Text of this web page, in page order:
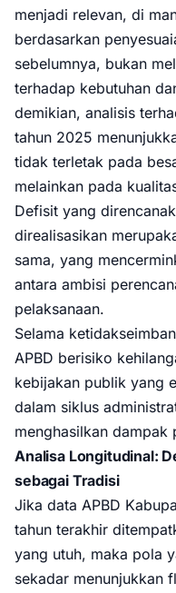
menjadi relevan, di
berdasarkan
sebelumnya, bukan
terhadap kebutuhan
demikian, analisis
tahun 2025
tidak terletak pada
melainkan pada
Defisit yang
direalisasikan
sama, yang
antara ambisi
pelaksanaan.
Selama
APBD berisiko
kebijakan publik yang
dalam siklus
menghasilkan dampak
Analisa Longitudinal:
sebagai Tradisi
Jika data APBD
tahun terakhir
yang utuh, maka pola
sekadar menunjukkan